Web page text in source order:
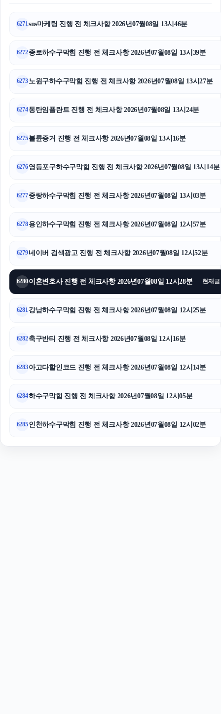
의정부변호사
동작하수구막힘
구로구하수구막힘
인스타그램 좋아요 구매
6271sns마케팅 진행 전 체크사항 2026년07월08일 13시46분
6272종로하수구막힘 진행 전 체크사항 2026년07월08일 13시39분
6273 노원구하수구막힘 진행 전 체크사항 2026년07월08일 13시27분
6274동탄임플란트 진행 전 체크사항 2026년07월08일 13시24분
6275불륜증거 진행 전 체크사항 2026년07월08일 13시16분
6276영등포구하수구막힘 진행 전 체크사항 2026년07월08일 13시14분
6277중랑하수구막힘 진행 전 체크사항 2026년07월08일 13시03분
6278용인하수구막힘 진행 전 체크사항 2026년07월08일 12시57분
6279네이버 검색광고 진행 전 체크사항 2026년07월08일 12시52분
6280이혼변호사 진행 전 체크사항 2026년07월08일 12시28분 현재글
6281강남하수구막힘 진행 전 체크사항 2026년07월08일 12시25분
6282축구반티 진행 전 체크사항 2026년07월08일 12시16분
6283아고다할인코드 진행 전 체크사항 2026년07월08일 12시14분
6284하수구막힘 진행 전 체크사항 2026년07월08일 12시05분
6285인천하수구막힘 진행 전 체크사항 2026년07월08일 12시02분